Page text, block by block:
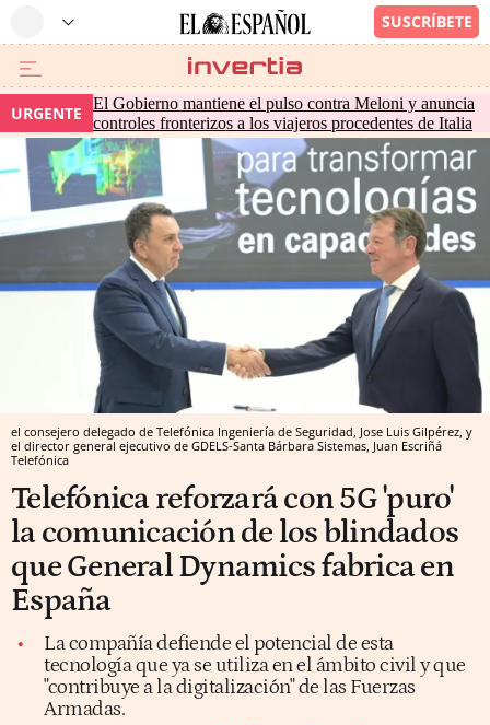
URGENTE
El Gobierno mantiene el pulso contra Meloni y anuncia
controles fronterizos a los viajeros procedentes de Italia
el consejero delegado de Telefónica Ingeniería de Seguridad, Jose Luis Gilpérez, y
el director general ejecutivo de GDELS-Santa Bárbara Sistemas, Juan Escriñá
Telefónica
Telefónica reforzará con 5G 'puro'
la comunicación de los blindados
que General Dynamics fabrica en
España
La compañía defiende el potencial de esta
tecnología que ya se utiliza en el ámbito civil y que
"contribuye a la digitalización" de las Fuerzas
Armadas.